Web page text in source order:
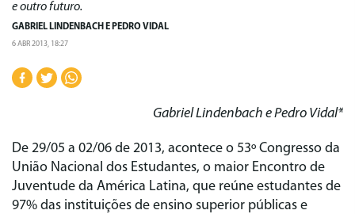
e outro futuro.
GABRIEL LINDENBACH E PEDRO VIDAL
6 ABR 2013, 18:27
Gabriel Lindenbach e Pedro Vidal*
De 29/05 a 02/06 de 2013, acontece o 53º Congresso da
União Nacional dos Estudantes, o maior Encontro de
Juventude da América Latina, que reúne estudantes de
97% das instituições de ensino superior públicas e